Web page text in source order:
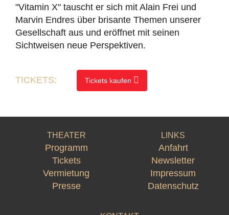
"Vitamin X" tauscht er sich mit Alain Frei und
Marvin Endres über brisante Themen unserer
Gesellschaft aus und eröffnet mit seinen
Sichtweisen neue Perspektiven.
TICKETS: Tickets kaufen
THEATER
Programm
Tickets
Vermietung
Presse
LINKS
Anfahrt
Newsletter
Impressum
Datenschutz